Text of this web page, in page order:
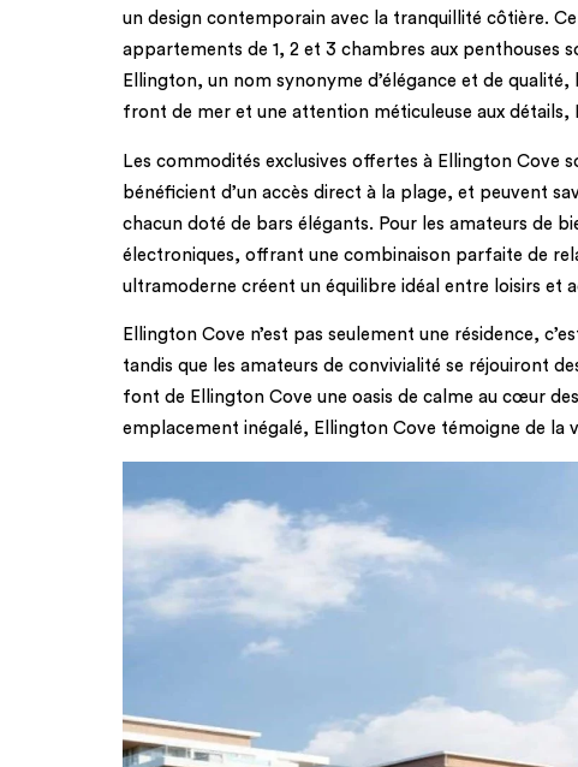
un design contemporain avec la tranquillité côtière.
appartements de 1, 2 et 3 chambres aux penthouses
Ellington, un nom synonyme d’élégance et de
front de mer et une attention méticuleuse aux
Les commodités exclusives offertes à Ellington Cove
bénéficient d’un accès direct à la plage, et peuvent
chacun doté de bars élégants. Pour les amateurs de
électroniques, offrant une combinaison parfaite de
ultramoderne créent un équilibre idéal entre loisirs et
Ellington Cove n’est pas seulement une résidence,
tandis que les amateurs de convivialité se réjouiront
font de Ellington Cove une oasis de calme au cœur
emplacement inégalé, Ellington Cove témoigne de la